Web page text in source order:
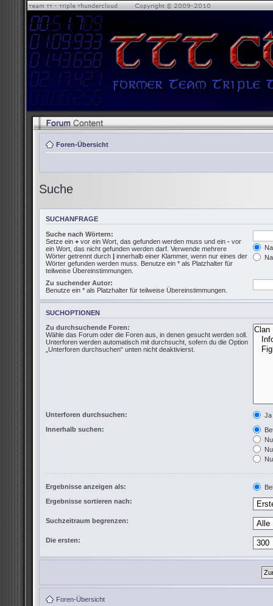
Foren-Übersicht
Suche
SUCHANFRAGE
Suche nach Wörtern:
Setze ein + vor ein Wort, das gefunden werden muss und ein - vor
ein Wort, das nicht gefunden werden darf. Verwende mehrere
Wörter getrennt durch | innerhalb einer Klammer, wenn nur eines der
Wörter gefunden werden muss. Benutze ein * als Platzhalter für
teilweise Übereinstimmungen.
Zu suchender Autor:
Benutze ein * als Platzhalter für teilweise Übereinstimmungen.
SUCHOPTIONEN
Zu durchsuchende Foren:
Wähle das Forum oder die Foren aus, in denen gesucht werden soll.
Unterforen werden automatisch mit durchsucht, sofern du die Option
„Unterforen durchsuchen“ unten nicht deaktivierst.
Unterforen durchsuchen:
Ja
Innerhalb suchen:
Ergebnisse anzeigen als:
Ergebnisse sortieren nach:
Suchzeitraum begrenzen:
Die ersten:
Foren-Übersicht